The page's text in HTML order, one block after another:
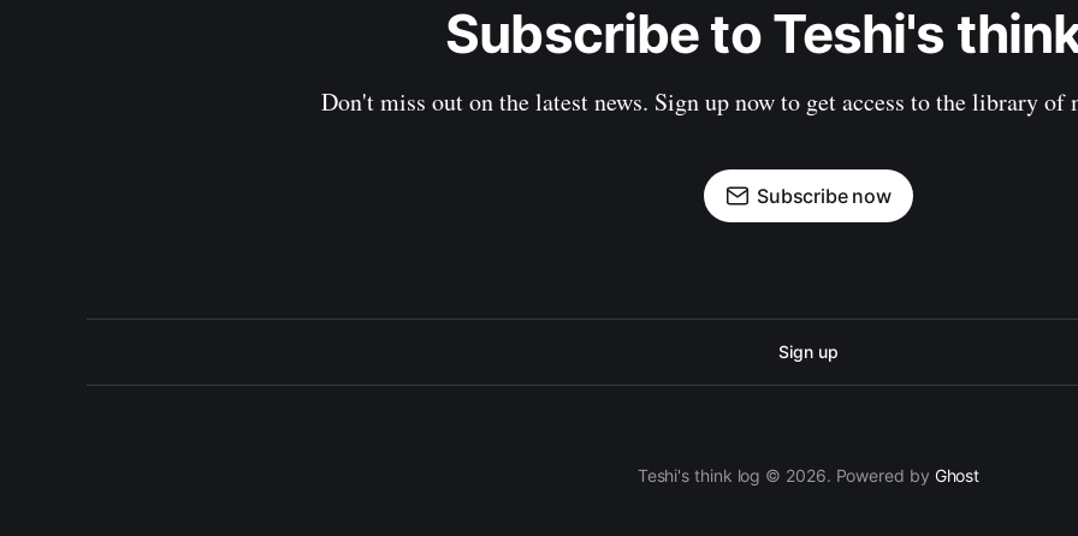
Subscribe to Teshi's
Don't miss out on the latest news. Sign up now to get access to the library
Subscribe now
Sign up
Teshi's think log © 2026. Powered by Ghost